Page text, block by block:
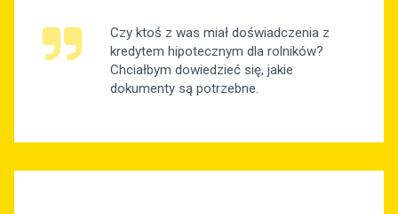
Czy ktoś z was miał doświadczenia z
kredytem hipotecznym dla rolników?
Chciałbym dowiedzieć się, jakie
dokumenty są potrzebne.